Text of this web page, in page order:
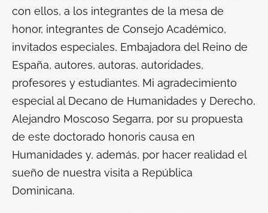
con ellos, a los integrantes de la mesa de
honor, integrantes de Consejo Académico,
invitados especiales, Embajadora del Reino de
España, autores, autoras, autoridades,
profesores y estudiantes. Mi agradecimiento
especial al Decano de Humanidades y Derecho,
Alejandro Moscoso Segarra, por su propuesta
de este doctorado honoris causa en
Humanidades y, además, por hacer realidad el
sueño de nuestra visita a República
Dominicana.